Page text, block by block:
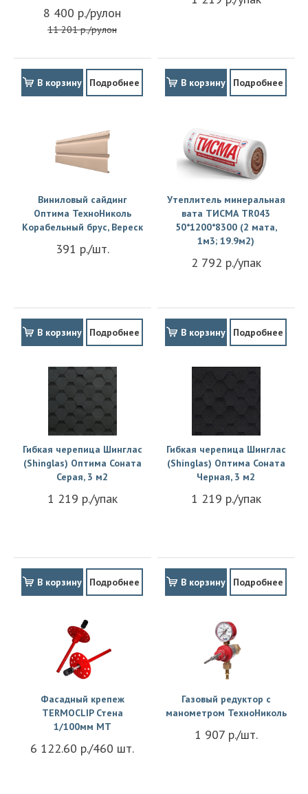
8 400 р./рулон
11 201 р./рулон
В корзину Подробнее В корзину Подробнее
Виниловый сайдинг
Оптима ТехноНиколь
Корабельный брус, Вереск
391 р./шт.
В корзину Подробнее
Утеплитель минеральная
вата ТИСМА TR043
50*1200*8300 (2 мата,
1м3; 19.9м2)
2 792 р./упак
В корзину Подробнее
Гибкая черепица Шинглас
(Shinglas) Оптима Соната
Серая, 3 м2
1 219 р./упак
В корзину Подробнее
Гибкая черепица Шинглас
(Shinglas) Оптима Соната
Черная, 3 м2
1 219 р./упак
В корзину Подробнее
Фасадный крепеж
TERMOCLIP Стена
1/100мм MT
6 122.60 р./460 шт.
Газовый редуктор с
манометром ТехноНиколь
1 907 р./шт.